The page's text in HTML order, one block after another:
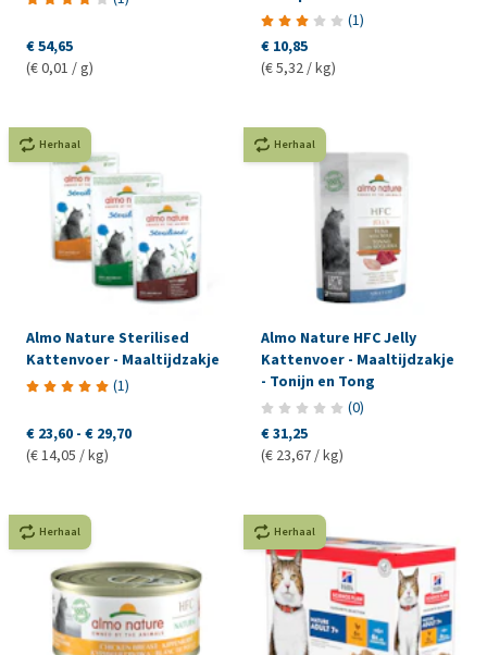
€ 54,65
(€ 0,01 / g)
(1)
€ 10,85
(€ 5,32 / kg)
Herhaal
Almo Nature Sterilised
Kattenvoer - Maaltijdzakje
(1)
€ 23,60 - € 29,70
(€ 14,05 / kg)
Herhaal
Almo Nature HFC Jelly
Kattenvoer - Maaltijdzakje
- Tonijn en Tong
(0)
€ 31,25
(€ 23,67 / kg)
Herhaal Herhaal